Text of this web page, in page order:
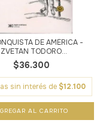
DE AMÉRICA -
TODORO...
$36.300
sin interés de $12.100